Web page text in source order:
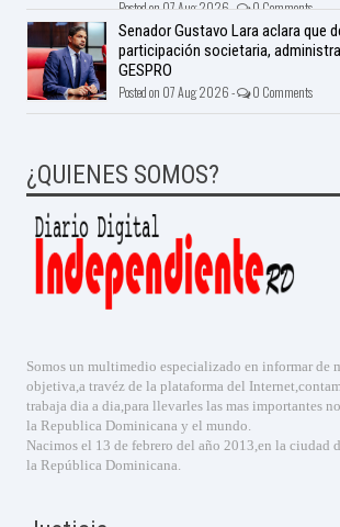
Posted on 07 Aug 2026 - 0 Comments
Senador Gustavo Lara aclara que
participación societaria,
GESPRO
Posted on 07 Aug 2026 - 0 Comments
¿QUIENES SOMOS?
Somos un multimedio especializado en informar de
objetiva,a travéz de la plataforma del
trabaja dia a dia,para llevarles las mas importantes
la Republica Dominicana y el mundo.
Nacimos el 13 de febrero del año 2013,en la ciudad
la República Dominicana.